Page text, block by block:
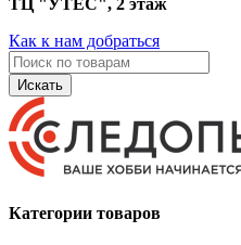
ТЦ "УТЁС", 2 этаж
Как к нам добраться
Искать
Категории товаров